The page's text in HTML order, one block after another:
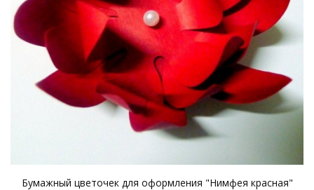
Бумажный цветочек для оформления "Нимфея красная"